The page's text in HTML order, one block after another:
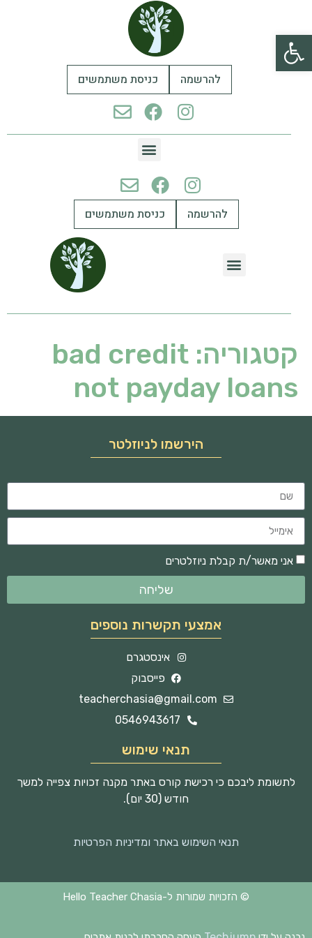
פתח סרגל נגישות
להרשמה כניסת משתמשים
להרשמה כניסת משתמשים
קטגוריה: bad credit
not payday loans
הירשמו לניוזלטר
אני מאשר/ת קבלת ניוזלטרים
שליחה
אמצעי תקשרות נוספים
אינסטגרם
פייסבוק
teacherchasia@gmail.com
0546943617
תנאי שימוש
לתשומת ליבכם כי רכישת קורס באתר מקנה זכויות צפייה למשך
חודש (30 יום).
תנאי השימוש באתר ומדיניות הפרטיות
© הזכויות שמורות ל-Hello Teacher Chasia